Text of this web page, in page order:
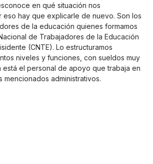
en qué situación nos
eso hay que explicarle de nuevo. Son los
de la educación quienes formamos
de Trabajadores de la Educación
(CNTE). Lo estructuramos
niveles y funciones, con sueldos muy
está el personal de apoyo que trabaja en
mencionados administrativos.